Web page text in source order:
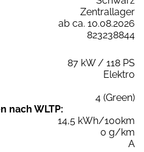
Zentrallager
ab ca. 10.08.2026
823238844
87 kW / 118 PS
Elektro
4 (Green)
nach WLTP:
14,5 kWh/100km
0 g/km
A